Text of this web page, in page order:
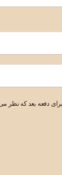
دفعه بعد که نظر